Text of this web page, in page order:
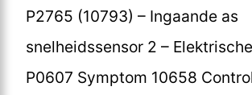
P2765 (10793) – Ingaande as
snelheidssensor 2 –
P0607 Symptom 10658